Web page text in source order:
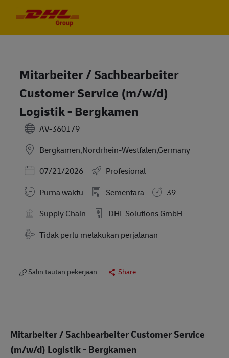
Mitarbeiter / Sachbearbeiter
Customer Service (m/w/d)
Logistik - Bergkamen
AV-360179
Bergkamen,Nordrhein-Westfalen,Germany
Posted Date
07/21/2026
Profesional
Purna waktu
Sementara
39
Supply Chain
DHL Solutions GmbH
Tidak perlu melakukan perjalanan
Salin tautan pekerjaan Share
Mitarbeiter / Sachbearbeiter Customer Service
(m/w/d) Logistik - Bergkamen